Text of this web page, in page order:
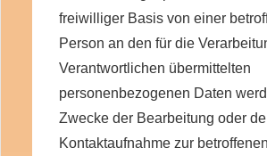
freiwilliger Basis von einer
Person an den für die
Verantwortlichen übermittelten
personenbezogenen Daten
Zwecke der Bearbeitung oder
Kontaktaufnahme zur